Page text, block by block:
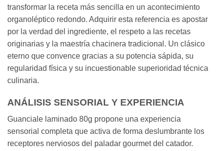
transformar la receta más sencilla en un acontecimiento
organoléptico redondo. Adquirir esta referencia es apostar
por la verdad del ingrediente, el respeto a las recetas
originarias y la maestría chacinera tradicional. Un clásico
eterno que convence gracias a su potencia sápida, su
regularidad física y su incuestionable superioridad técnica
culinaria.
ANÁLISIS SENSORIAL Y EXPERIENCIA
Guanciale laminado 80g propone una experiencia
sensorial completa que activa de forma deslumbrante los
receptores nerviosos del paladar gourmet del catador.